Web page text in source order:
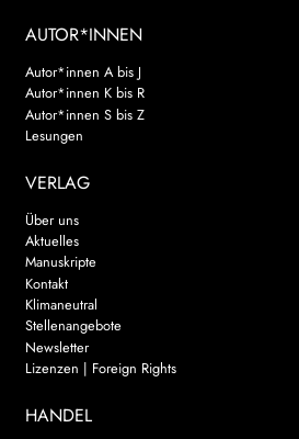
AUTOR*INNEN
Autor*innen A bis J
Autor*innen K bis R
Autor*innen S bis Z
Lesungen
VERLAG
Über uns
Aktuelles
Manuskripte
Kontakt
Klimaneutral
Stellenangebote
Newsletter
Lizenzen | Foreign Rights
HANDEL